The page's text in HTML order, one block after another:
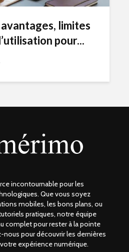
limites
pour...
incontournable pour les
Que vous soyez
mobiles, les bons plans, ou
pratiques, notre équipe
complet pour rester à la pointe
nous pour découvrir les dernières
expérience numérique.